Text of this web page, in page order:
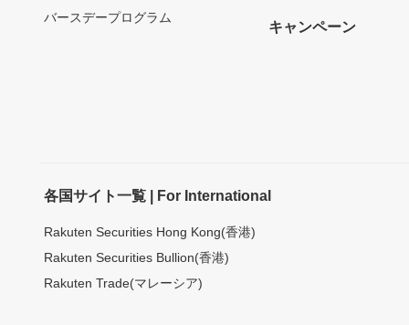
バースデープログラム
キャンペーン
各国サイト一覧 | For International
Rakuten Securities Hong Kong(香港)
Rakuten Securities Bullion(香港)
Rakuten Trade(マレーシア)